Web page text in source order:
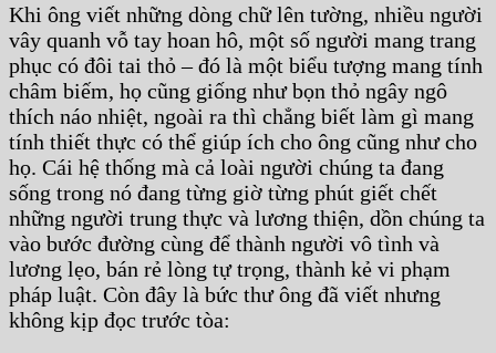
Khi ông viết những dòng chữ lên tường, nhiều người
vây quanh vỗ tay hoan hô, một số người mang trang
phục có đôi tai thỏ – đó là một biểu tượng mang tính
châm biếm, họ cũng giống như bọn thỏ ngây ngô
thích náo nhiệt, ngoài ra thì chẳng biết làm gì mang
tính thiết thực có thể giúp ích cho ông cũng như cho
họ. Cái hệ thống mà cả loài người chúng ta đang
sống trong nó đang từng giờ từng phút giết chết
những người trung thực và lương thiện, dồn chúng ta
vào bước đường cùng để thành người vô tình và
lương lẹo, bán rẻ lòng tự trọng, thành kẻ vi phạm
pháp luật. Còn đây là bức thư ông đã viết nhưng
không kịp đọc trước tòa: